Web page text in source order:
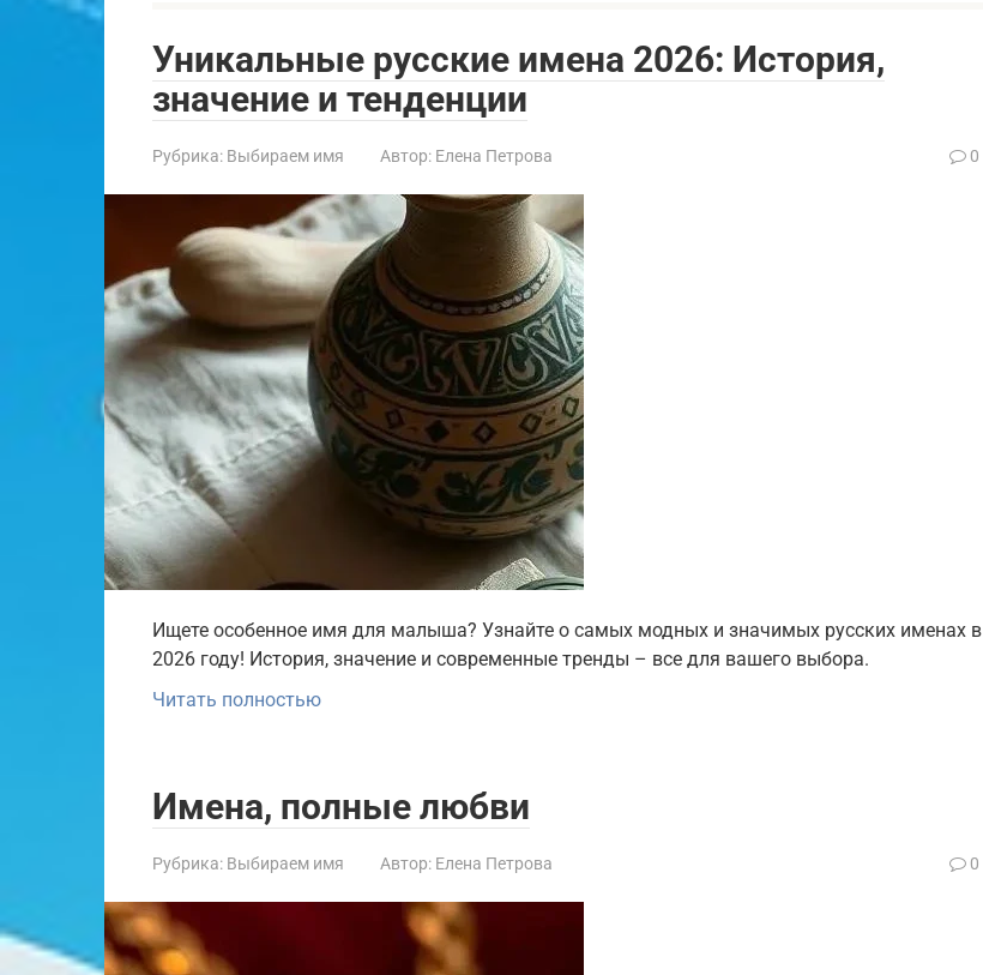
Уникальные русские имена 2026: История,
значение и тенденции
Рубрика: Выбираем имя Автор: Елена Петрова 0
Ищете особенное имя для малыша? Узнайте о самых модных и значимых русских именах в
2026 году! История, значение и современные тренды – все для вашего выбора.
Читать полностью
Имена, полные любви
Рубрика: Выбираем имя Автор: Елена Петрова 0